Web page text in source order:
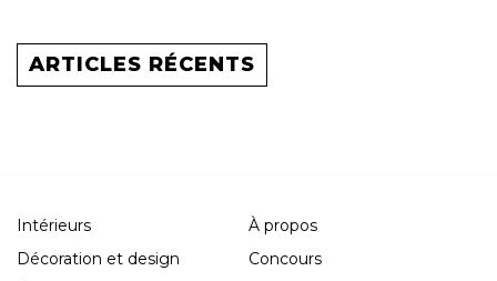
ARTICLES RÉCENTS
Intérieurs
Décoration et design
À propos
Concours